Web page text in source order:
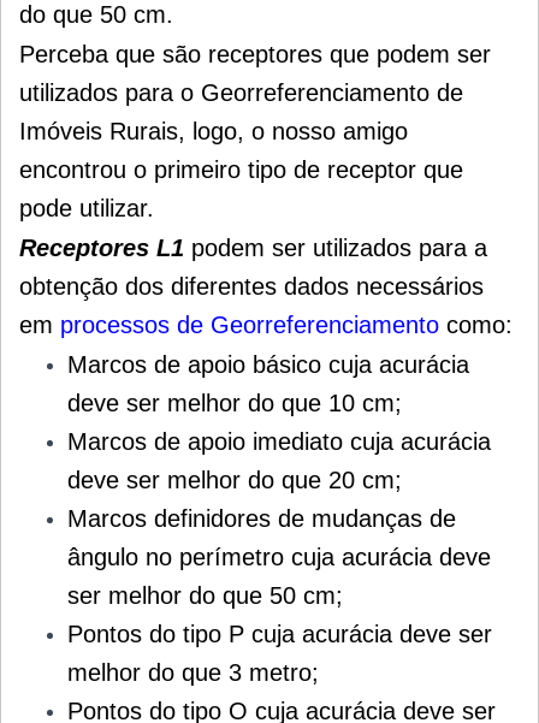
do que 50 cm.
Perceba que são receptores que podem ser
utilizados para o Georreferenciamento de
Imóveis Rurais, logo, o nosso amigo
encontrou o primeiro tipo de receptor que
pode utilizar.
Receptores L1 podem ser utilizados para a
obtenção dos diferentes dados necessários
em processos de Georreferenciamento como:
Marcos de apoio básico cuja acurácia
deve ser melhor do que 10 cm;
Marcos de apoio imediato cuja acurácia
deve ser melhor do que 20 cm;
Marcos definidores de mudanças de
ângulo no perímetro cuja acurácia deve
ser melhor do que 50 cm;
Pontos do tipo P cuja acurácia deve ser
melhor do que 3 metro;
Pontos do tipo O cuja acurácia deve ser